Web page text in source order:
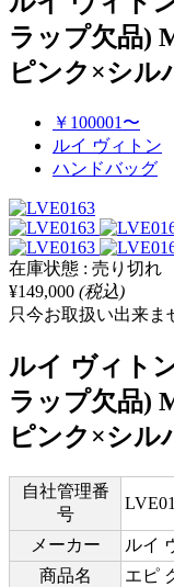
ラップ欠品)
ピンク×シル
￥100001〜
ルイ ヴィトン
ハンドバッグ
在庫状態 : 売り切れ
¥149,000 (税込)
只今お取扱い出来ま
ルイ ヴィト
ラップ欠品)
ピンク×シル
自社管理番
号
メーカー
ルイ
商品名
エピ